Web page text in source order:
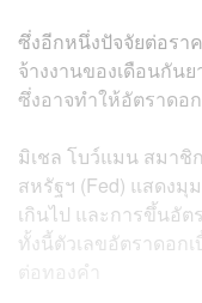
ซึ่งอีกหนึ่งปัจจัยต่อรา
จ้างงานของเดือนกัน
ซึ่งอาจทำให้อัตราดอ
มิเชล โบว์แมน สมาชิ
สหรัฐฯ (Fed) แสดงมุ
เกินไป และการขึ้นอัต
ทั้งนี้ตัวเลขอัตราดอก
ต่อทองคำ